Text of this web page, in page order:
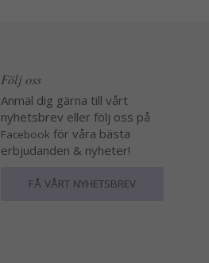
Följ oss
Anmäl dig gärna till vårt
nyhetsbrev eller följ oss på
Facebook för våra bästa
erbjudanden & nyheter!
FÅ VÅRT NYHETSBREV